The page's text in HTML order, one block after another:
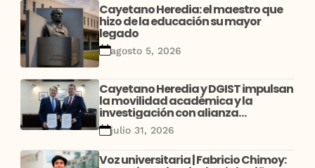
Cayetano Heredia: el maestro que
hizo de la educación su mayor
legado
agosto 5, 2026
Cayetano Heredia y DGIST impulsan
la movilidad académica y la
investigación con alianza
estratégica entre Perú y Corea
julio 31, 2026
Voz universitaria | Fabricio Chimoy: